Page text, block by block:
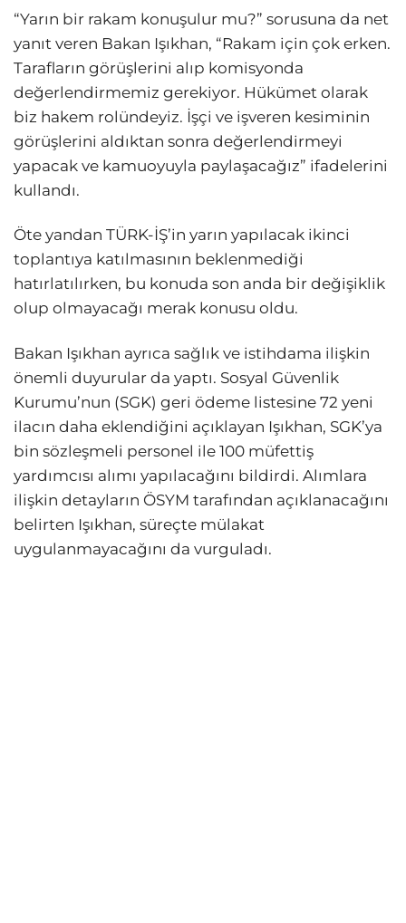
“Yarın bir rakam konuşulur mu?” sorusuna da net
yanıt veren Bakan Işıkhan, “Rakam için çok erken.
Tarafların görüşlerini alıp komisyonda
değerlendirmemiz gerekiyor. Hükümet olarak
biz hakem rolündeyiz. İşçi ve işveren kesiminin
görüşlerini aldıktan sonra değerlendirmeyi
yapacak ve kamuoyuyla paylaşacağız” ifadelerini
kullandı.
Öte yandan TÜRK-İŞ’in yarın yapılacak ikinci
toplantıya katılmasının beklenmediği
hatırlatılırken, bu konuda son anda bir değişiklik
olup olmayacağı merak konusu oldu.
Bakan Işıkhan ayrıca sağlık ve istihdama ilişkin
önemli duyurular da yaptı. Sosyal Güvenlik
Kurumu’nun (SGK) geri ödeme listesine 72 yeni
ilacın daha eklendiğini açıklayan Işıkhan, SGK’ya
bin sözleşmeli personel ile 100 müfettiş
yardımcısı alımı yapılacağını bildirdi. Alımlara
ilişkin detayların ÖSYM tarafından açıklanacağını
belirten Işıkhan, süreçte mülakat
uygulanmayacağını da vurguladı.